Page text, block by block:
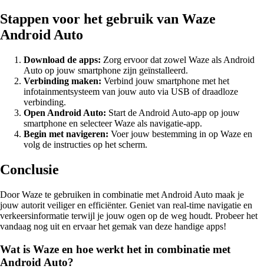
Stappen voor het gebruik van Waze
Android Auto
Download de apps: Zorg ervoor dat zowel Waze als Android
Auto op jouw smartphone zijn geïnstalleerd.
Verbinding maken: Verbind jouw smartphone met het
infotainmentsysteem van jouw auto via USB of draadloze
verbinding.
Open Android Auto: Start de Android Auto-app op jouw
smartphone en selecteer Waze als navigatie-app.
Begin met navigeren: Voer jouw bestemming in op Waze en
volg de instructies op het scherm.
Conclusie
Door Waze te gebruiken in combinatie met Android Auto maak je
jouw autorit veiliger en efficiënter. Geniet van real-time navigatie en
verkeersinformatie terwijl je jouw ogen op de weg houdt. Probeer het
vandaag nog uit en ervaar het gemak van deze handige apps!
Wat is Waze en hoe werkt het in combinatie met
Android Auto?